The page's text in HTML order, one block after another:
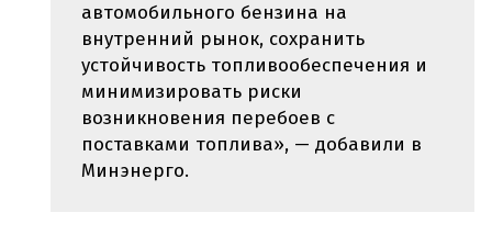
автомобильного бензина на
внутренний рынок, сохранить
устойчивость топливообеспечения и
минимизировать риски
возникновения перебоев с
поставками топлива», — добавили в
Минэнерго.